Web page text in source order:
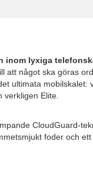
inom lyxiga
att något ska göras
ultimata mobilskalet:
verkligen Elite.
CloudGuard-
foder och